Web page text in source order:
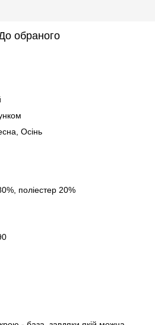
обраного
Осінь
поліестер 20%